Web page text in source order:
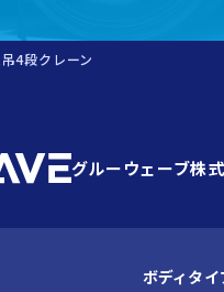
4段クレーン
グルーウェーブ株
ボディタイ